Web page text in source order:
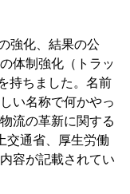
強化、結果の公
体制強化（トラッ
持ちました。名前
い名称で何かやっ
流の革新に関する
交通省、厚生労働
容が記載されてい